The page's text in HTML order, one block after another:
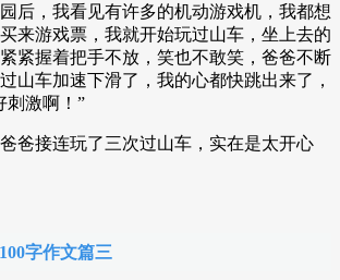
，我看见有许多的机动游戏机，我都想
来游戏票，我就开始玩过山车，坐上去的
紧握着把手不放，笑也不敢笑，爸爸不断
车加速下滑了，我的心都快跳出来了，
刺激啊！”
接连玩了三次过山车，实在是太开心
字作文篇三